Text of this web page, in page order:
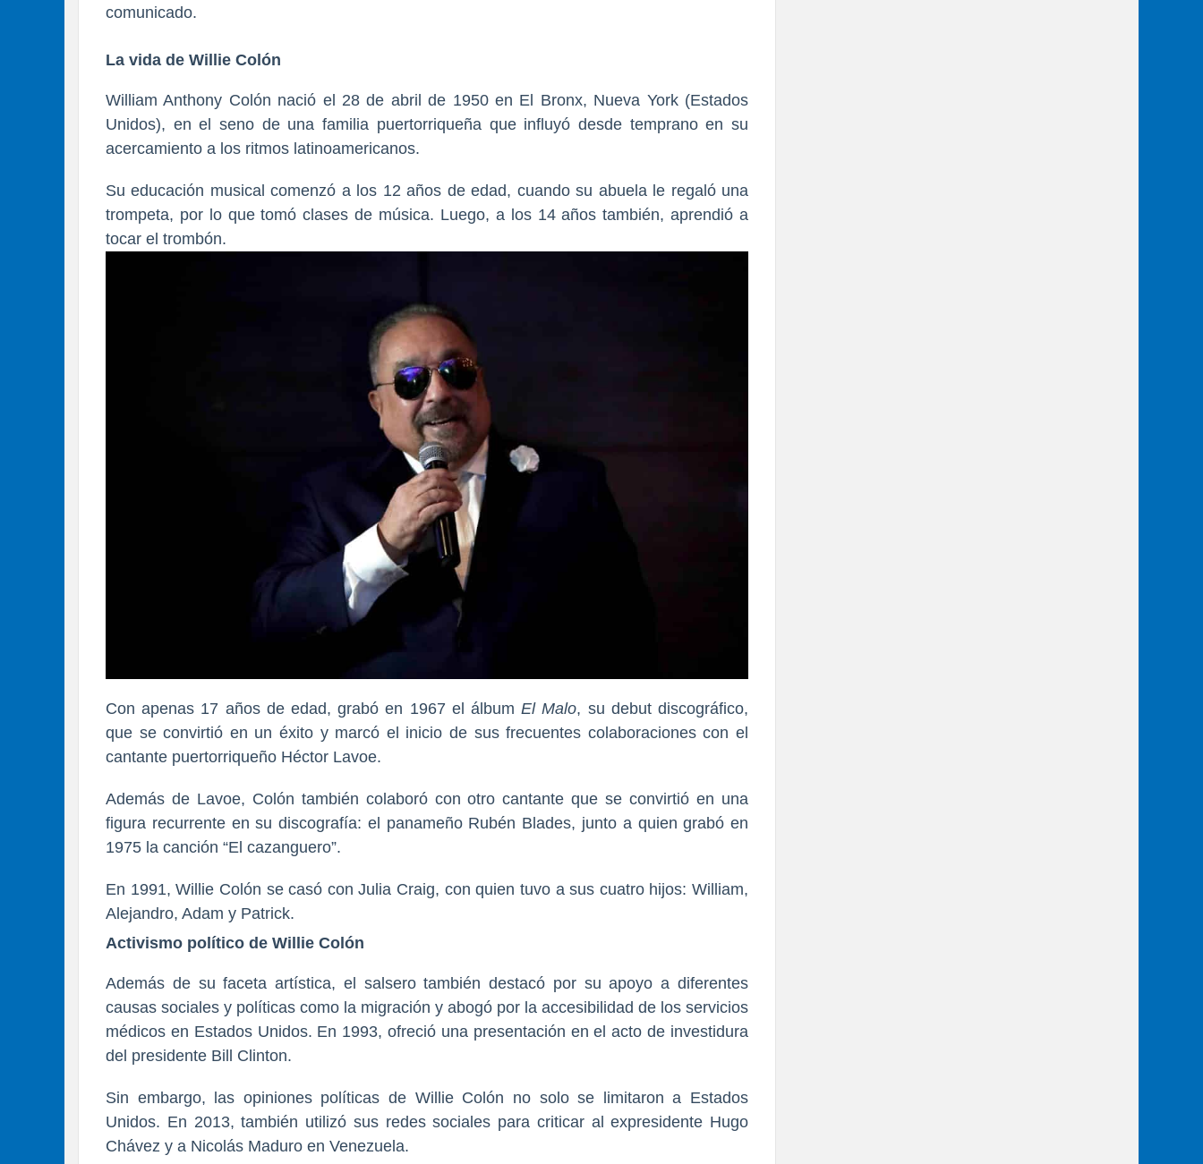
comunicado.
La vida de Willie Colón
William Anthony Colón nació el 28 de abril de 1950 en El Bronx, Nueva York (Estados
Unidos), en el seno de una familia puertorriqueña que influyó desde temprano en su
acercamiento a los ritmos latinoamericanos.
Su educación musical comenzó a los 12 años de edad, cuando su abuela le regaló una
trompeta, por lo que tomó clases de música. Luego, a los 14 años también, aprendió a
tocar el trombón.
Con apenas 17 años de edad, grabó en 1967 el álbum El Malo, su debut discográfico,
que se convirtió en un éxito y marcó el inicio de sus frecuentes colaboraciones con el
cantante puertorriqueño Héctor Lavoe.
Además de Lavoe, Colón también colaboró con otro cantante que se convirtió en una
figura recurrente en su discografía: el panameño Rubén Blades, junto a quien grabó en
1975 la canción “El cazanguero”.
En 1991, Willie Colón se casó con Julia Craig, con quien tuvo a sus cuatro hijos: William,
Alejandro, Adam y Patrick.
Activismo político de Willie Colón
Además de su faceta artística, el salsero también destacó por su apoyo a diferentes
causas sociales y políticas como la migración y abogó por la accesibilidad de los servicios
médicos en Estados Unidos. En 1993, ofreció una presentación en el acto de investidura
del presidente Bill Clinton.
Sin embargo,
las opiniones políticas de Willie Colón no solo se limitaron a Estados
Unidos. En 2013, también utilizó sus redes sociales para criticar al expresidente Hugo
Chávez y a Nicolás Maduro en Venezuela.